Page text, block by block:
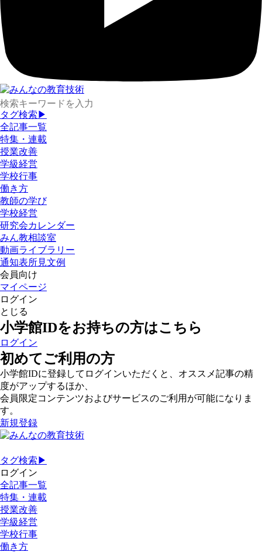
タグ検索▶
全記事一覧
特集・連載
授業改善
学級経営
学校行事
働き方
教師の学び
学校経営
研究会カレンダー
みん教相談室
動画ライブラリー
通知表所見文例
会員向け
マイページ
ログイン
とじる
小学館IDをお持ちの方はこちら
ログイン
初めてご利用の方
小学館IDに登録してログインいただくと、オススメ記事の精
度がアップするほか、
会員限定コンテンツおよびサービスのご利用が可能になりま
す。
新規登録
タグ検索▶
ログイン
全記事一覧
特集・連載
授業改善
学級経営
学校行事
働き方